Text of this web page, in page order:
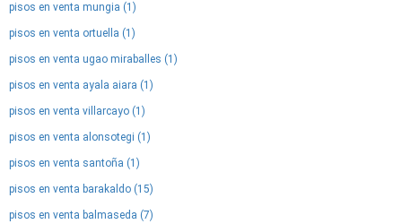
pisos en venta mungia (1)
pisos en venta ortuella (1)
pisos en venta ugao miraballes (1)
pisos en venta ayala aiara (1)
pisos en venta villarcayo (1)
pisos en venta alonsotegi (1)
pisos en venta santoña (1)
pisos en venta barakaldo (15)
pisos en venta balmaseda (7)